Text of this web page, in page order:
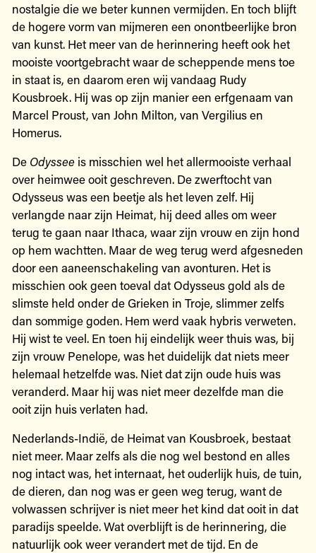
nostalgie die we beter kunnen vermijden. En toch blijft
de hogere vorm van mijmeren een onontbeerlijke bron
van kunst. Het meer van de herinnering heeft ook het
mooiste voortgebracht waar de scheppende mens toe
in staat is, en daarom eren wij vandaag Rudy
Kousbroek. Hij was op zijn manier een erfgenaam van
Marcel Proust, van John Milton, van Vergilius en
Homerus.
De Odysseeis misschien wel het allermooiste verhaal
over heimwee ooit geschreven. De zwerftocht van
Odysseus was een beetje als het leven zelf. Hij
verlangde naar zijn Heimat, hij deed alles om weer
terug te gaan naar Ithaca, waar zijn vrouw en zijn hond
op hem wachtten. Maar de weg terug werd afgesneden
door een aaneenschakeling van avonturen. Het is
misschien ook geen toeval dat Odysseus gold als de
slimste held onder de Grieken in Troje, slimmer zelfs
dan sommige goden. Hem werd vaak hybris verweten.
Hij wist te veel. En toen hij eindelijk weer thuis was, bij
zijn vrouw Penelope, was het duidelijk dat niets meer
helemaal hetzelfde was. Niet dat zijn oude huis was
veranderd. Maar hij was niet meer dezelfde man die
ooit zijn huis verlaten had.
Nederlands-Indië, de Heimat van Kousbroek, bestaat
niet meer. Maar zelfs als die nog wel bestond en alles
nog intact was, het internaat, het ouderlijk huis, de tuin,
de dieren, dan nog was er geen weg terug, want de
volwassen schrijver is niet meer het kind dat ooit in dat
paradijs speelde. Wat overblijft is de herinnering, die
natuurlijk ook weer verandert met de tijd. En de